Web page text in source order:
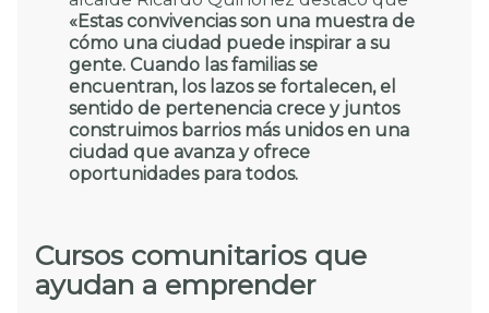
«Estas convivencias son una muestra de
cómo una ciudad puede inspirar a su
gente. Cuando las familias se
encuentran, los lazos se fortalecen, el
sentido de pertenencia crece y juntos
construimos barrios más unidos en una
ciudad que avanza y ofrece
oportunidades para todos.
Cursos comunitarios que
ayudan a emprender